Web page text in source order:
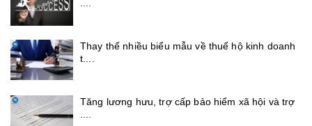
Thay thế nhiều biểu mẫu về thuế hộ kinh doanh
t....
Tăng lương hưu, trợ cấp bảo hiểm xã hội và trợ